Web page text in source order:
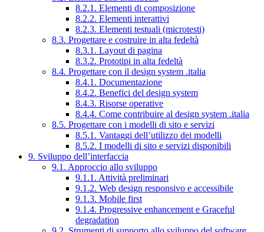
8.2.1. Elementi di composizione
8.2.2. Elementi interattivi
8.2.3. Elementi testuali (microtesti)
8.3. Progettare e costruire in alta fedeltà
8.3.1. Layout di pagina
8.3.2. Prototipi in alta fedeltà
8.4. Progettare con il design system .italia
8.4.1. Documentazione
8.4.2. Benefici del design system
8.4.3. Risorse operative
8.4.4. Come contribuire al design system .italia
8.5. Progettare con i modelli di sito e servizi
8.5.1. Vantaggi dell’utilizzo dei modelli
8.5.2. I modelli di sito e servizi disponibili
9. Sviluppo dell’interfaccia
9.1. Approccio allo sviluppo
9.1.1. Attività preliminari
9.1.2. Web design responsivo e accessibile
9.1.3. Mobile first
9.1.4. Progressive enhancement e Graceful
degradation